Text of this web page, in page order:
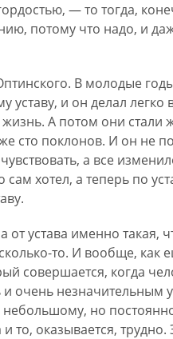
— то тогда,
потому что надо, и
В молодые
уставу, и он делал
А потом они
сто поклонов. И он не
а все
хотел, а теперь по
устава именно такая,
то. И вообще,
совершается, когда
и очень
но
оказывается, трудно.